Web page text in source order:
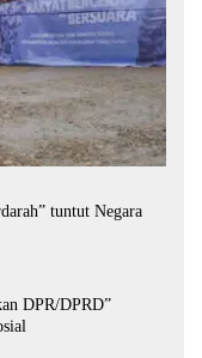
tuntut Negara
DPR/DPRD”